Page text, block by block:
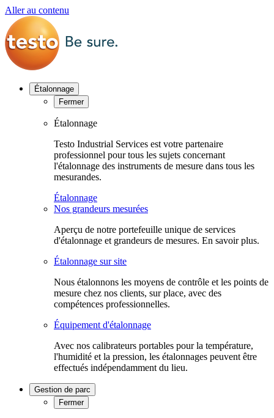
Aller au contenu
Étalonnage
Fermer
Étalonnage
Testo Industrial Services est votre partenaire
professionnel pour tous les sujets concernant
l'étalonnage des instruments de mesure dans tous les
mesurandes.
Étalonnage
Nos grandeurs mesurées
Aperçu de notre portefeuille unique de services
d'étalonnage et grandeurs de mesures. En savoir plus.
Étalonnage sur site
Nous étalonnons les moyens de contrôle et les points de
mesure chez nos clients, sur place, avec des
compétences professionnelles.
Équipement d'étalonnage
Avec nos calibrateurs portables pour la température,
l'humidité et la pression, les étalonnages peuvent être
effectués indépendamment du lieu.
Gestion de parc
Fermer